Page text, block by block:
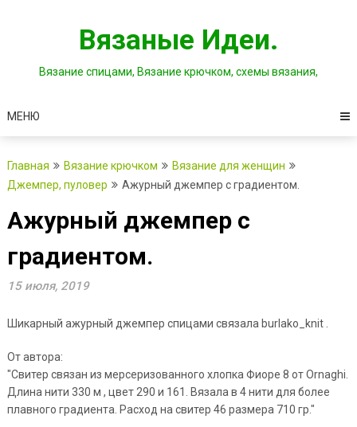
Вязаные Идеи.
Вязание спицами, Вязание крючком, схемы вязания,
МЕНЮ
Главная Вязание крючком
Вязание для женщин
Джемпер, пуловер
Ажурный джемпер с градиентом.
Ажурный джемпер с
градиентом.
15 июля, 2019
Шикарный ажурный джемпер спицами связала burlako_knit .
От автора:
"Свитер связан из мерсеризованного хлопка Фиоре 8 от Ornaghi.
Длина нити 330 м , цвет 290 и 161. Вязала в 4 нити для более
плавного градиента. Расход на свитер 46 размера 710 гр."